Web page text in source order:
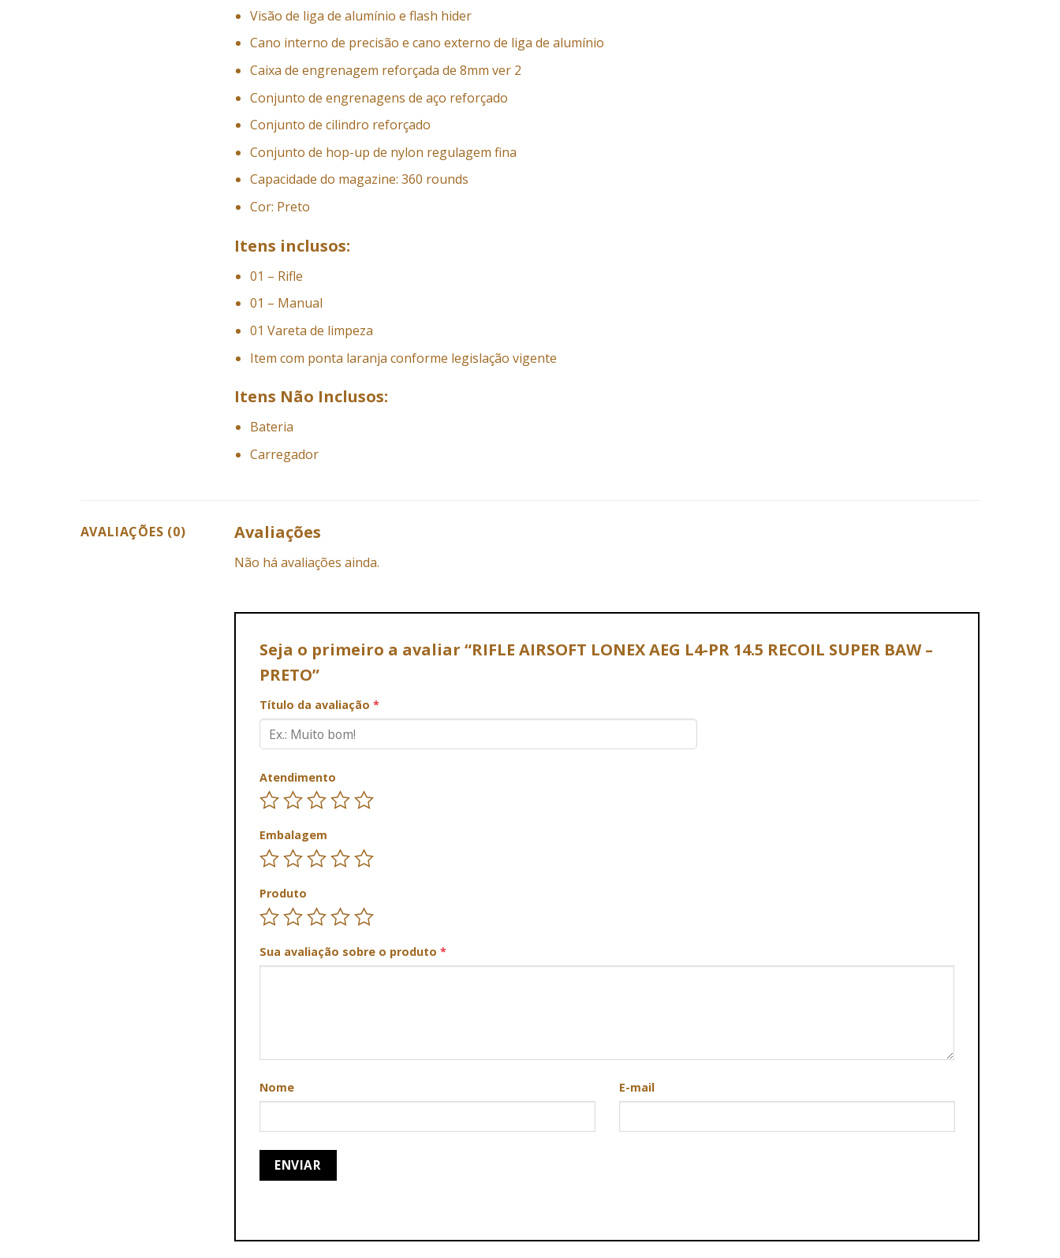
Visão de liga de alumínio e flash hider
Cano interno de precisão e cano externo de liga de alumínio
Caixa de engrenagem reforçada de 8mm ver 2
Conjunto de engrenagens de aço reforçado
Conjunto de cilindro reforçado
Conjunto de hop-up de nylon regulagem fina
Capacidade do magazine: 360 rounds
Cor: Preto
Itens inclusos:
01 – Rifle
01 – Manual
01 Vareta de limpeza
Item com ponta laranja conforme legislação vigente
Itens Não Inclusos:
Bateria
Carregador
AVALIAÇÕES (0) Avaliações
Não há avaliações ainda.
Seja o primeiro a avaliar “RIFLE AIRSOFT LONEX AEG L4-PR 14.5 RECOIL SUPER BAW –
PRETO”
Título da avaliação *
Atendimento
Embalagem
Produto
Sua avaliação sobre o produto *
Nome E-mail